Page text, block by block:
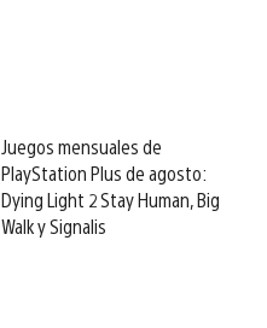
Juegos mensuales de
PlayStation Plus de agosto:
Dying Light 2 Stay Human, Big
Walk y Signalis